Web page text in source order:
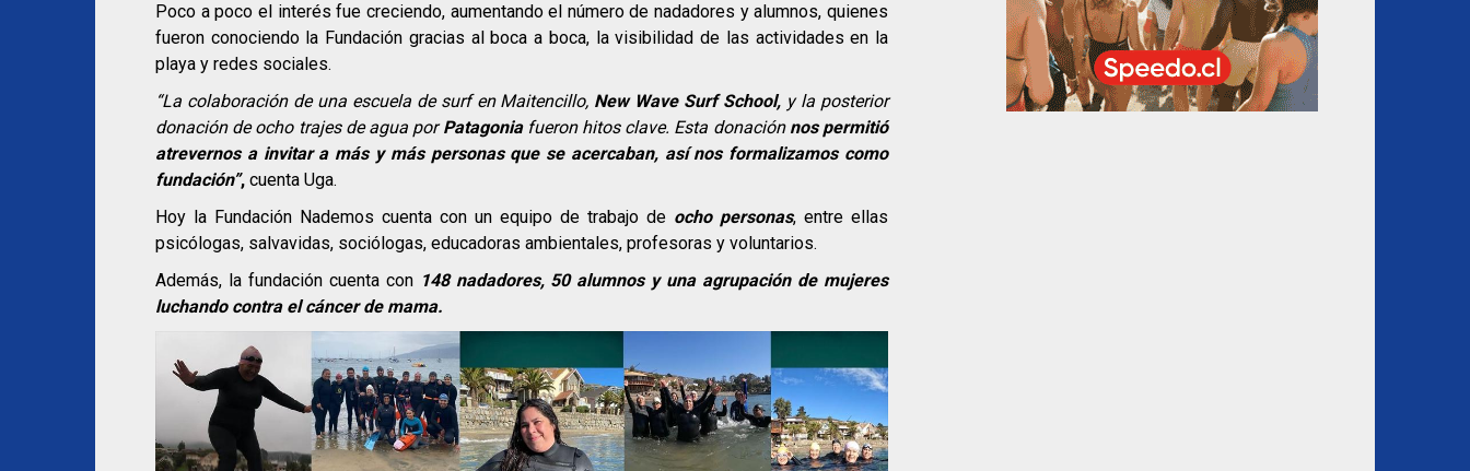
Poco a poco el interés fue creciendo, aumentando el número de nadadores y alumnos, quienes
fueron conociendo la Fundación gracias al boca a boca, la visibilidad de las actividades en la
playa y redes sociales.
“La colaboración de una escuela de surf en Maitencillo, New Wave Surf School, y la posterior
donación de ocho trajes de agua porPatagoniafueron hitos clave. Esta donación nos permitió
atrevernos a invitar a más y más personas que se acercaban, así nos formalizamos como
fundación”, cuenta Uga.
Hoy la Fundación Nademos cuenta con un equipo de trabajo de ocho personas, entre ellas
psicólogas, salvavidas, sociólogas, educadoras ambientales, profesoras y voluntarios.
Además, la fundación cuenta con 148 nadadores, 50 alumnos y una agrupación de mujeres
luchando contra el cáncer de mama.